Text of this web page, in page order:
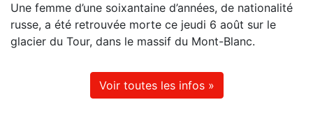
Une femme d’une soixantaine d’années, de nationalité
russe, a été retrouvée morte ce jeudi 6 août sur le
glacier du Tour, dans le massif du Mont-Blanc.
Voir toutes les infos »